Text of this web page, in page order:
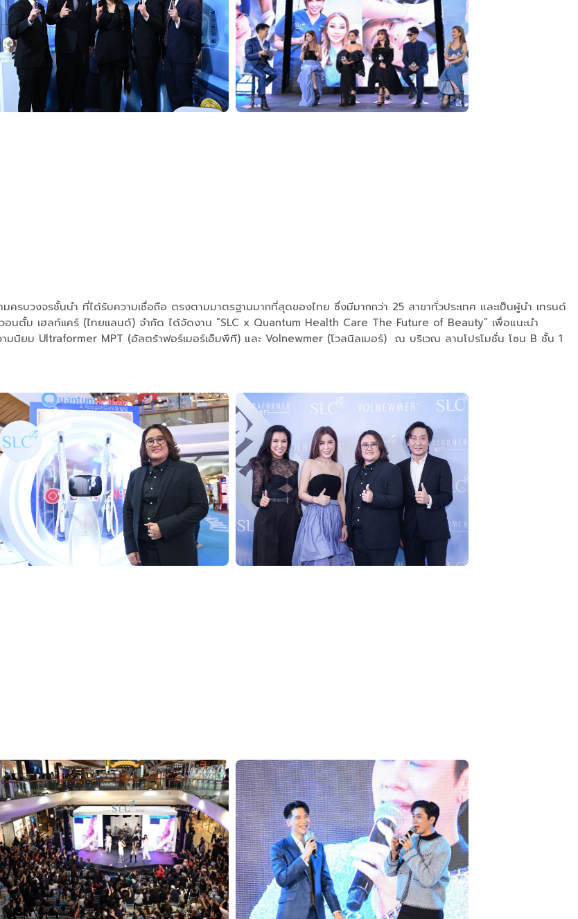
รบวงจรชั้นนำ ที่ได้รับความเชื่อถือ ตรงตามมาตรฐานมากที่สุดของไทย ซึ่งมีมากกว่า 25 สาขาทั่วประเทศ และเป็นผู้นำ เทรนด์
ตั้ม เฮลท์เเคร์ (ไทยเเลนด์) จำกัด ได้จัดงาน “SLC x Quantum Health Care The Future of Beauty” เพื่อแนะนำ
มนิยม Ultraformer MPT (อัลตร้าฟอร์เมอร์เอ็มพีที) และ Volnewmer (โวลนิลเมอร์) ณ บริเวณ ลานโปรโมชั่น โซน B ชั้น 1